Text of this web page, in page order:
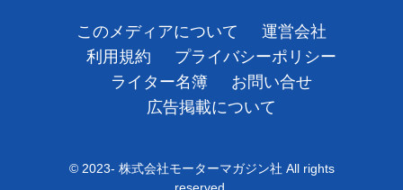
このメディアについて
運営会社
利用規約
プライバシーポリシー
ライター名簿
お問い合せ
広告掲載について
© 2023- 株式会社モーターマガジン社 All rights